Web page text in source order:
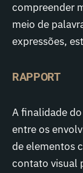
compreender
meio de
expressões,
RAPPORT
A finalidade
entre os
de elementos
contato visual